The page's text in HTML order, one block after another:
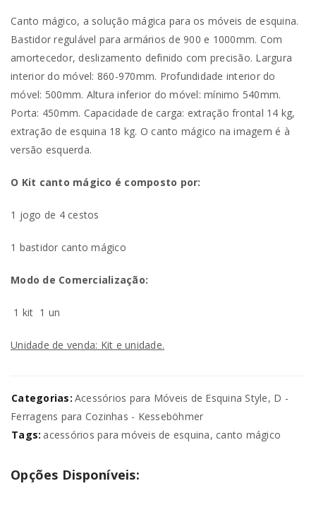
Canto mágico, a solução mágica para os móveis de esquina.
Bastidor regulável para armários de 900 e 1000mm. Com
amortecedor, deslizamento definido com precisão. Largura
interior do móvel: 860-970mm. Profundidade interior do
móvel: 500mm. Altura inferior do móvel: mínimo 540mm.
Porta: 450mm. Capacidade de carga: extração frontal 14 kg,
extração de esquina 18 kg. O canto mágico na imagem é à
versão esquerda.
O Kit canto mágico é composto por:
1 jogo de 4 cestos
1 bastidor canto mágico
Modo de Comercialização:
1 kit 1 un
Unidade de venda: Kit e unidade.
Categorias: Acessórios para Móveis de Esquina Style, D -
Ferragens para Cozinhas - Kesseböhmer
Tags: acessórios para móveis de esquina, canto mágico
Opções Disponíveis: